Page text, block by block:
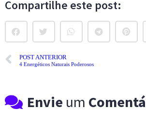
Compartilhe este post:
POST ANTERIOR
4 Energéticos Naturais Poderosos
Envie um